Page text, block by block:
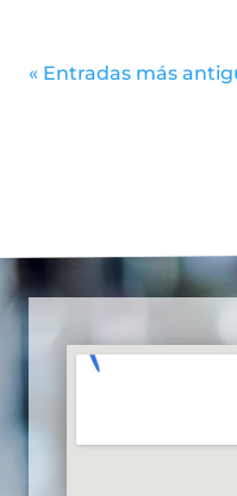
« Entradas más